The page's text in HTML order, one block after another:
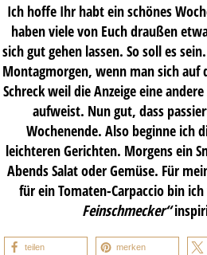
Ich hoffe Ihr habt ein schönes
haben viele von Euch draußen
sich gut gehen lassen. So soll es
Montagmorgen, wenn man sich auf
Schreck weil die Anzeige eine
aufweist. Nun gut, dass
Wochenende. Also beginne ich
leichteren Gerichten. Morgens ein
Abends Salat oder Gemüse. Für
für ein Tomaten-Carpaccio bin
Feinschmecker“
teilen merken